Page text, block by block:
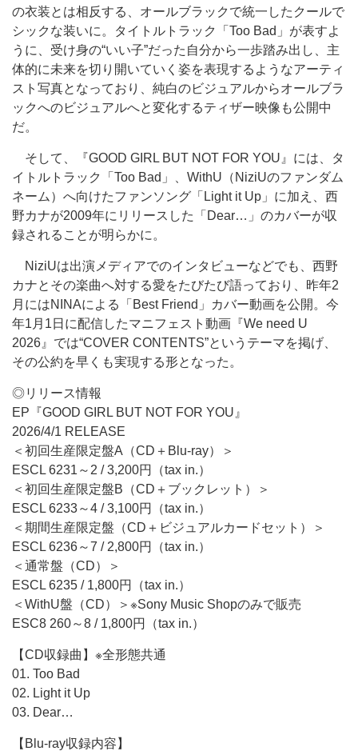
の衣装とは相反する、オールブラックで統一したクールで
シックな装いに。タイトルトラック「Too Bad」が表すよ
うに、受け身の“いい子”だった自分から一歩踏み出し、主
体的に未来を切り開いていく姿を表現するようなアーティ
スト写真となっており、純白のビジュアルからオールブラ
ックへのビジュアルへと変化するティザー映像も公開中
だ。
そして、『GOOD GIRL BUT NOT FOR YOU』には、タ
イトルトラック「Too Bad」、WithU（NiziUのファンダム
ネーム）へ向けたファンソング「Light it Up」に加え、西
野カナが2009年にリリースした「Dear…」のカバーが収
録されることが明らかに。
NiziUは出演メディアでのインタビューなどでも、西野
カナとその楽曲へ対する愛をたびたび語っており、昨年2
月にはNINAによる「Best Friend」カバー動画を公開。今
年1月1日に配信したマニフェスト動画『We need U
2026』では“COVER CONTENTS”というテーマを掲げ、
その公約を早くも実現する形となった。
◎リリース情報
EP『GOOD GIRL BUT NOT FOR YOU』
2026/4/1 RELEASE
＜初回生産限定盤A（CD＋Blu-ray）＞
ESCL 6231～2 / 3,200円（tax in.）
＜初回生産限定盤B（CD＋ブックレット）＞
ESCL 6233～4 / 3,100円（tax in.）
＜期間生産限定盤（CD＋ビジュアルカードセット）＞
ESCL 6236～7 / 2,800円（tax in.）
＜通常盤（CD）＞
ESCL 6235 / 1,800円（tax in.）
＜WithU盤（CD）＞※Sony Music Shopのみで販売
ESC8 260～8 / 1,800円（tax in.）
【CD収録曲】※全形態共通
01. Too Bad
02. Light it Up
03. Dear…
【Blu-ray収録内容】